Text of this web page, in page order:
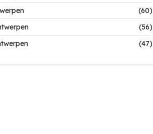
(60)
(56)
(47)